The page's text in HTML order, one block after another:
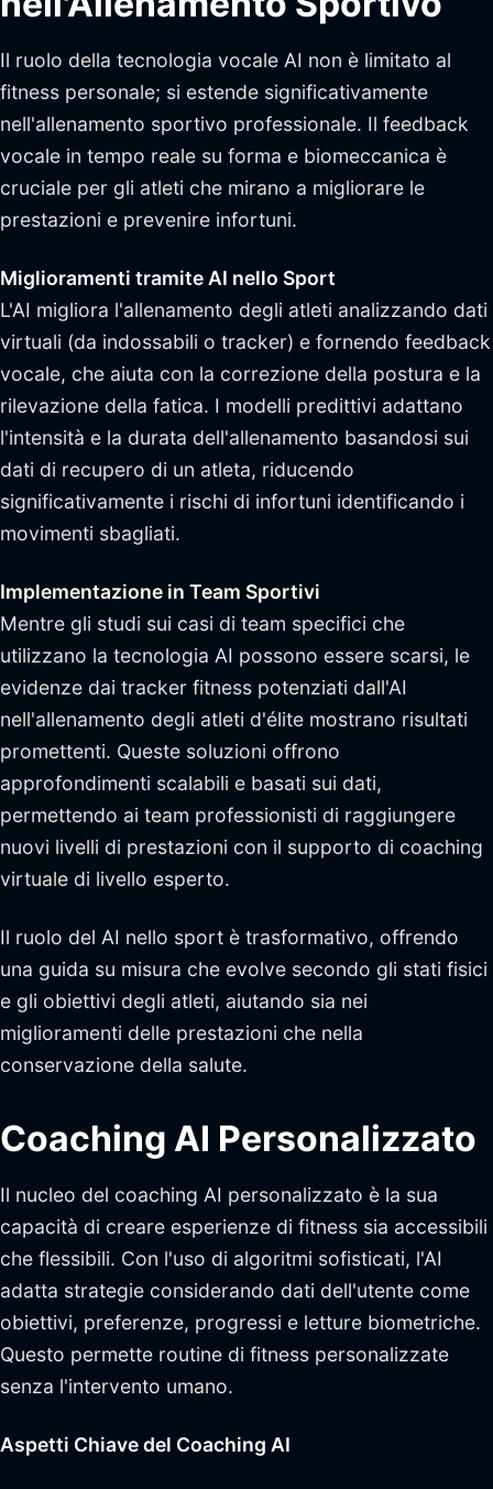
Il ruolo della tecnologia vocale AI non è limitato al
fitness personale; si estende significativamente
nell'allenamento sportivo professionale. Il feedback
vocale in tempo reale su forma e biomeccanica è
cruciale per gli atleti che mirano a migliorare le
prestazioni e prevenire infortuni.
Miglioramenti tramite AI nello Sport
L'AI migliora l'allenamento degli atleti analizzando dati
virtuali (da indossabili o tracker) e fornendo feedback
vocale, che aiuta con la correzione della postura e la
rilevazione della fatica. I modelli predittivi adattano
l'intensità e la durata dell'allenamento basandosi sui
dati di recupero di un atleta, riducendo
significativamente i rischi di infortuni identificando i
movimenti sbagliati.
Implementazione in Team Sportivi
Mentre gli studi sui casi di team specifici che
utilizzano la tecnologia AI possono essere scarsi, le
evidenze dai tracker fitness potenziati dall'AI
nell'allenamento degli atleti d'élite mostrano risultati
promettenti. Queste soluzioni offrono
approfondimenti scalabili e basati sui dati,
permettendo ai team professionisti di raggiungere
nuovi livelli di prestazioni con il supporto di coaching
virtuale di livello esperto.
Il ruolo del AI nello sport è trasformativo, offrendo
una guida su misura che evolve secondo gli stati fisici
e gli obiettivi degli atleti, aiutando sia nei
miglioramenti delle prestazioni che nella
conservazione della salute.
Coaching AI Personalizzato
Il nucleo del coaching AI personalizzato è la sua
capacità di creare esperienze di fitness sia accessibili
che flessibili. Con l'uso di algoritmi sofisticati, l'AI
adatta strategie considerando dati dell'utente come
obiettivi, preferenze, progressi e letture biometriche.
Questo permette routine di fitness personalizzate
senza l'intervento umano.
Aspetti Chiave del Coaching AI